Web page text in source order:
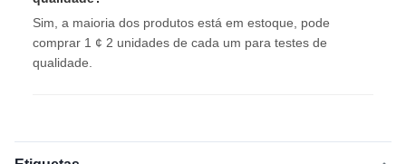
Sim, a maioria dos produtos está em estoque, pode
comprar 1 ¢ 2 unidades de cada um para testes de
qualidade.